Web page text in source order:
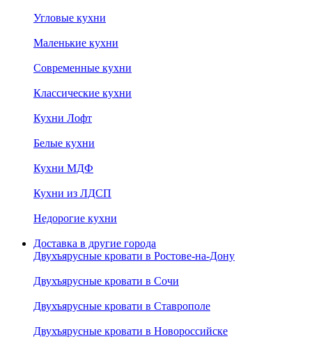
Угловые кухни
Маленькие кухни
Современные кухни
Классические кухни
Кухни Лофт
Белые кухни
Кухни МДФ
Кухни из ЛДСП
Недорогие кухни
Доставка в другие города
Двухъярусные кровати в Ростове-на-Дону
Двухъярусные кровати в Сочи
Двухъярусные кровати в Ставрополе
Двухъярусные кровати в Новороссийске